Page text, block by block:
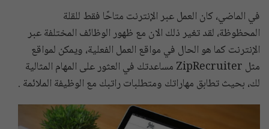
في الماضي، كان العمل عبر الإنترنت متاحًا فقط للقلة
المحظوظة، لقد تغير ذلك الان مع ظهور الوظائف المختلفة عبر
الإنترنت كما هو الحال في مواقع العمل الفعلية، ويمكن لمواقع
مثل ZipRecruiter مساعدتك في العثور على المهام المثالية
لك، بحيث تطابق مهاراتك ومتطلبات راتبك مع الوظيفة الملائمة .